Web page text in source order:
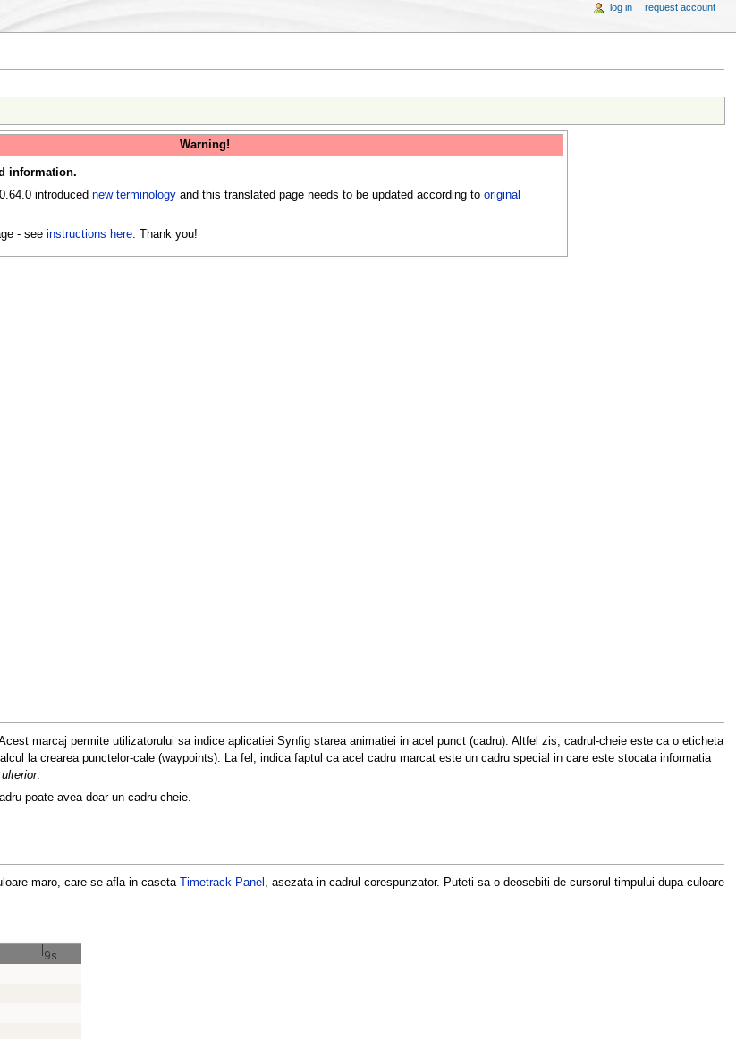
Warning!
information.
introducednew terminology and this translated page needs to be updated according tooriginal
- seeinstructions here. Thank you!
marcaj permite utilizatorului sa indice aplicatiei Synfig starea animatiei in acel punct (cadru). Altfel zis, cadrul-cheie este ca o eticheta
la crearea punctelor-cale (waypoints). La fel, indica faptul ca acel cadru marcat este un cadru special in care este stocata informatia
.
poate avea doar un cadru-cheie.
maro, care se afla in caseta Timetrack Panel , asezata in cadrul corespunzator. Puteti sa o deosebiti de cursorul timpului dupa culoare
log in request account